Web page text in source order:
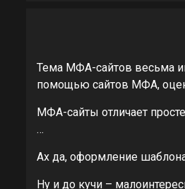
Тема МФА-сайтов весьма
помощью сайтов МФА,
МФА-сайты отличает
…
Ах да, оформление
Ну и до кучи –